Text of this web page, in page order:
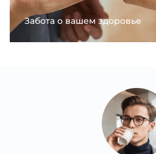
Забота о вашем здоровье